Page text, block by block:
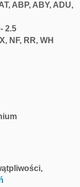
ABP, ABY, ADU,
2.5
NF, RR, WH